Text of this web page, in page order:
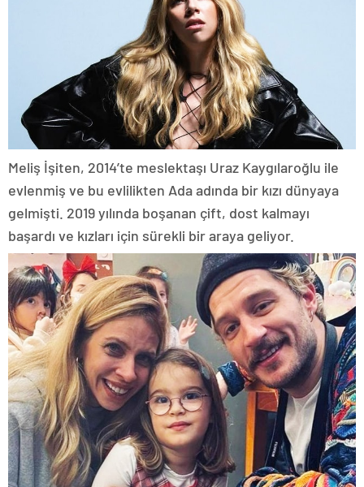
Meliş İşiten, 2014’te meslektaşı Uraz Kaygılaroğlu ile
evlenmiş ve bu evlilikten Ada adında bir kızı dünyaya
gelmişti. 2019 yılında boşanan çift, dost kalmayı
başardı ve kızları için sürekli bir araya geliyor.